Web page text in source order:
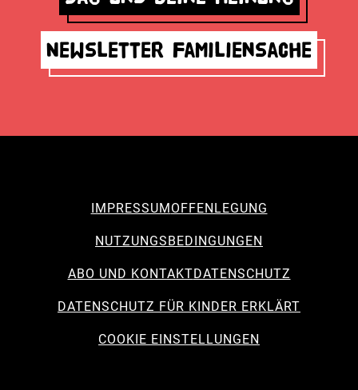
Newsletter Familiensache
IMPRESSUM OFFENLEGUNG
NUTZUNGSBEDINGUNGEN
ABO UND KONTAKTDATENSCHUTZ
DATENSCHUTZ FÜR KINDER ERKLÄRT
COOKIE EINSTELLUNGEN